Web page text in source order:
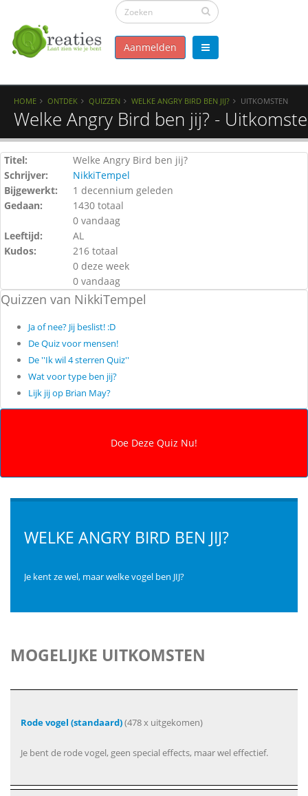
Aanmelden
HOME ONTDEK QUIZZEN WELKE ANGRY BIRD BEN JIJ? UITKOMSTEN
Welke Angry Bird ben jij? -
Titel:
Welke Angry Bird ben jij?
Schrijver:
NikkiTempel
Bijgewerkt:
1 decennium geleden
Gedaan:
1430 totaal
0 vandaag
Leeftijd:
AL
Kudos:
216 totaal
0 deze week
0 vandaag
Quizzen van NikkiTempel
Ja of nee? Jij beslist! :D
De Quiz voor mensen!
De ''Ik wil 4 sterren Quiz''
Wat voor type ben jij?
Lijk jij op Brian May?
WELKE ANGRY BIRD BEN JIJ?
Je kent ze wel, maar welke vogel ben JIJ?
MOGELIJKE UITKOMSTEN
Rode vogel (standaard)(478 x uitgekomen)
Je bent de rode vogel, geen special effects, maar wel effectief.